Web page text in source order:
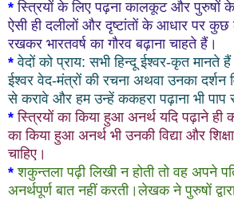
* स्त्रियों के लिए पढ़ना कालकूट और पुरुषों
ऐसी ही दलीलों और दृष्टांतों के आधार पर कुछ
रखकर भारतवर्ष का गौरव बढ़ाना चाहते हैं।
* वेदों को प्राय: सभी हिन्दू ईश्वर-कृत मानते
ईश्वर वेद-मंत्रों की रचना अथवा उनका दर्शन
से करावे और हम उन्हें ककहरा पढ़ाना भी पाप
* स्त्रियों का किया हुआ अनर्थ यदि पढ़ाने ही
का किया हुआ अनर्थ भी उनकी विद्या और
चाहिए।
* शकुन्तला पढ़ी लिखी न होती तो वह अपने
अनर्थपूर्ण बात नहीं करती।लेखक ने पुरुषों